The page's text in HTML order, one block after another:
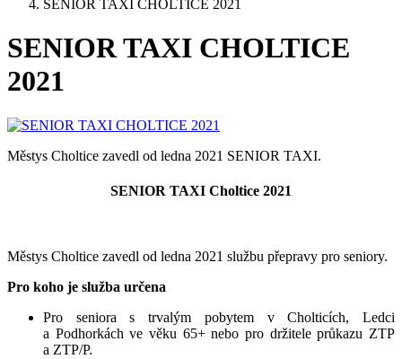
SENIOR TAXI CHOLTICE 2021
SENIOR TAXI CHOLTICE
2021
Městys Choltice zavedl od ledna 2021 SENIOR TAXI.
SENIOR TAXI Choltice 2021
Městys Choltice zavedl od ledna 2021 službu přepravy pro seniory.
Pro koho je služba určena
Pro seniora s trvalým pobytem v Cholticích, Ledci
a Podhorkách ve věku 65+ nebo pro držitele průkazu ZTP
a ZTP/P.